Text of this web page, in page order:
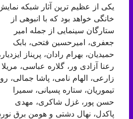
یکی از عظیم ترین آثار شبکه نمایش
خانگی خواهد بود که با انبوهی از
ستارگان سینمایی از جمله امیر
جعفری، امیرحسین فتحی، بابک
حمیدیان، بهرام رادان، پریناز ایزدیار،
رعنا آزادی ور، گلاره عباسی، مریلا
زارعی، الهام نامی، پاشا جمالی، رویا
تیموریان، ستاره پسیانی، سمیرا
حسن پور، غزل شاکری، مهدی
پاکدل، نهال دشتی و هومن برق نورد